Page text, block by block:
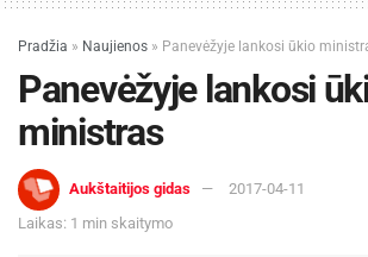
Pradžia » Naujienos » Panevėžyje lankosi ūkio
Panevėžyje lankosi
ministras
Aukštaitijos gidas
2017-04-11
Laikas: 1 min skaitymo